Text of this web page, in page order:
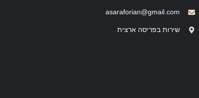
asaraforian@gmail.com
שירות בפריסה ארצית